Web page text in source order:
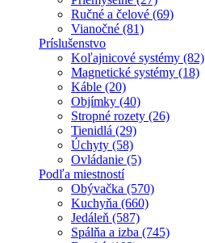
Ručné a čelové (69)
Vianočné (81)
Príslušenstvo
Koľajnicové systémy (82)
Magnetické systémy (18)
Káble (20)
Objímky (40)
Stropné rozety (26)
Tienidlá (29)
Úchyty (58)
Ovládanie (5)
Podľa miestností
Obývačka (570)
Kuchyňa (660)
Jedáleň (587)
Spálňa a izba (745)